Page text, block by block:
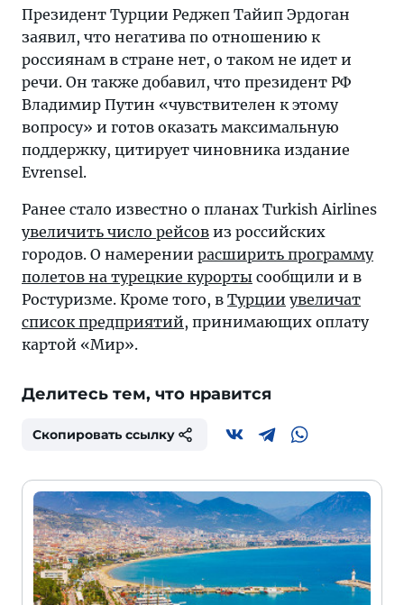
Президент Турции Реджеп Тайип Эрдоган
заявил, что негатива по отношению к
россиянам в стране нет, о таком не идет и
речи. Он также добавил, что президент РФ
Владимир Путин «чувствителен к этому
вопросу» и готов оказать максимальную
поддержку, цитирует чиновника издание
Evrensel.
Ранее стало известно о планах Turkish Airlines
увеличить число рейсов из российских
городов. О намерении расширить программу
полетов на турецкие курорты сообщили и в
Ростуризме. Кроме того, в Турции увеличат
список предприятий, принимающих оплату
картой «Мир».
Делитесь тем, что нравится
Скопировать ссылку